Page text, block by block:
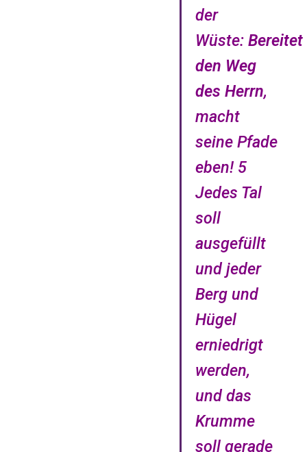
der
Wüste:Bereitet
den Weg
des Herrn,
macht
seine Pfade
eben! 5
Jedes Tal
soll
ausgefüllt
und jeder
Berg und
Hügel
erniedrigt
werden,
und das
Krumme
soll gerade